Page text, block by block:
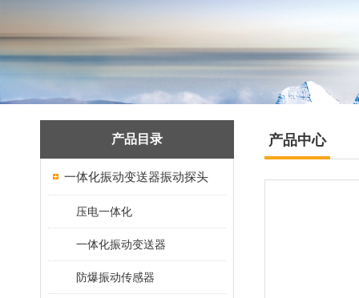
产品目录
一体化振动变送器振动探头
压电一体化
一体化振动变送器
防爆振动传感器
产品中心